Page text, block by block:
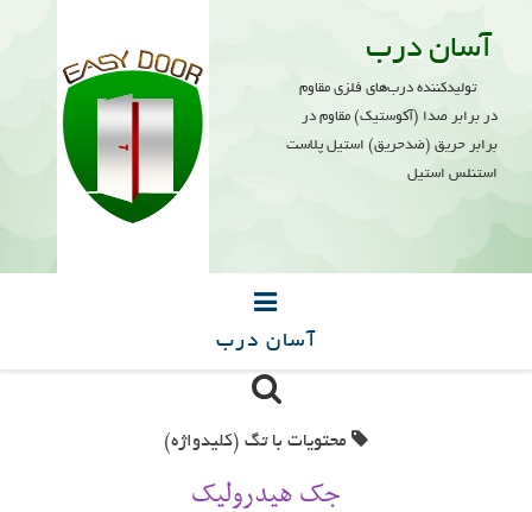
آسان درب
تولیدکننده درب‌های فلزی مقاوم
در برابر صدا (آکوستیک) مقاوم در
برابر حریق (ضدحریق) استیل پلاست
استنلس استیل
آسان درب
صفحه اصلی
محصولات
محتویات با تگ (کلیدواژه)
جک هیدرولیک